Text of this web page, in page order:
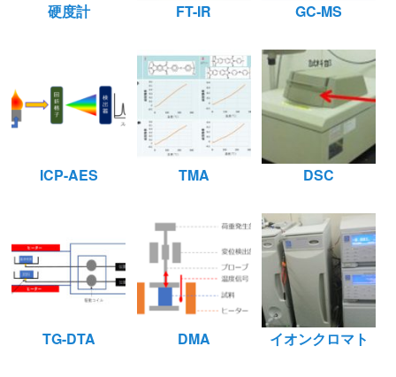
硬度計 FT-IR GC-MS
ICP-AES TMA DSC
TG-DTA DMA イオンクロマト